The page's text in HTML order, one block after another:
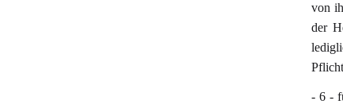
von
der
- 6 -